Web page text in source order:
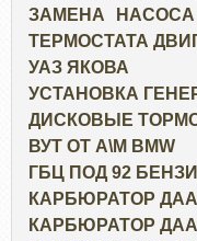
ЗАМЕНА
ТЕРМОСТАТА
УАЗ ЯКОВА
УСТАНОВКА
ДИСКОВЫЕ
ВУТ ОТ А\М BMW
ГБЦ ПОД 92
КАРБЮРАТОР
КАРБЮРАТОР